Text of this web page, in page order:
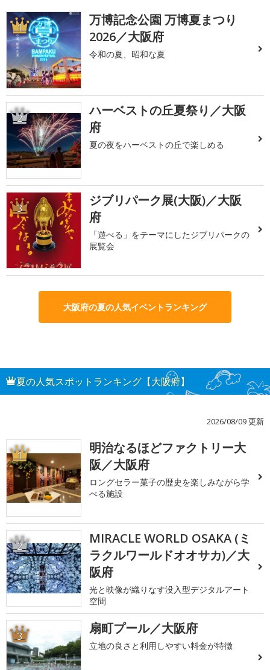
1
万博記念公園 万博夏まつり
2026／大阪府
令和の夏、昭和な夏
2
ハーベストの丘夏祭り／大阪
府
夏の夜をハーベストの丘で楽しめる
3
ジブリパーク展(大阪)／大阪
府
「遊べる」をテーマにしたジブリパークの
展覧会
大阪府の夏の人気イベントランキング
夏の人気スポットランキング【大阪府】
2026/08/09 更新
1
明治なるほどファクトリー大
阪／大阪府
ロングセラー菓子の歴史を楽しみながら学
べる施設
2
MIRACLE WORLD OSAKA (ミ
ラクルワールドオオサカ)／大
阪府
光と映像が織りなす没入型デジタルアート
空間
3 扇町プール／大阪府
立地の良さと利用しやすい料金が特徴